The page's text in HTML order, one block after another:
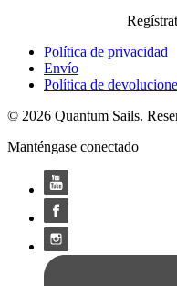
Política de privacidad
Envío
Política de
© 2026 Quantum Sails.
Manténgase conectado